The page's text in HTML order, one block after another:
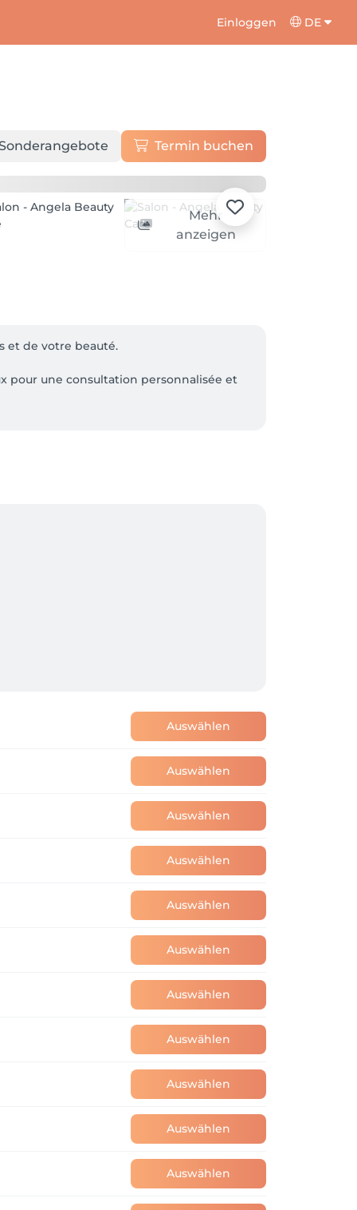
Einloggen DE
Termin buchen
Mehr
anzeigen
et de votre beauté.
pour une consultation personnalisée et
Auswählen
Auswählen
Auswählen
Auswählen
Auswählen
Auswählen
Auswählen
Auswählen
Auswählen
Auswählen
Auswählen